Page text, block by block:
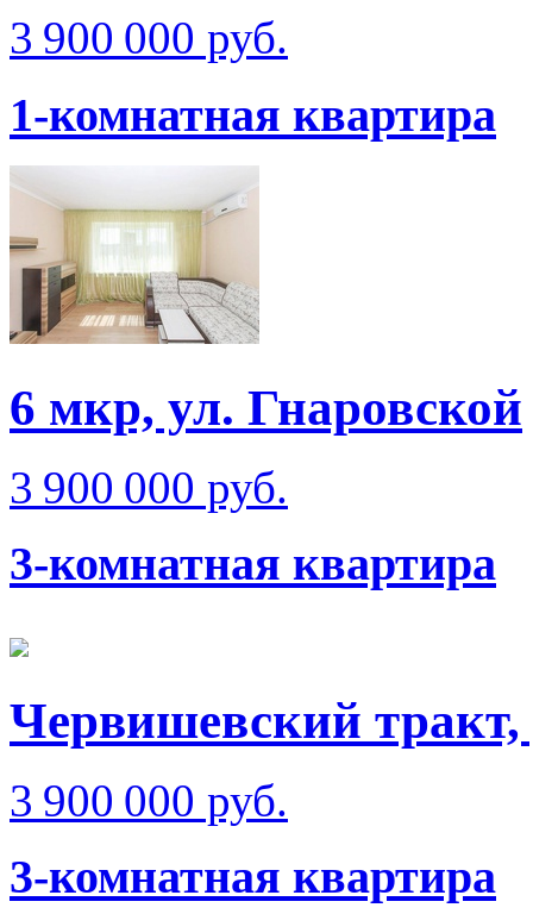
3 900 000 руб.
1-комнатная квартира
6 мкр, ул. Гнаровской
3 900 000 руб.
3-комнатная квартира
Червишевский
3 900 000 руб.
3-комнатная квартира